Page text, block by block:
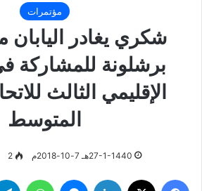
مؤتمرات
شكري يغادر اليابان
برشلونة للمشاركة
الإقليمي الثالث
المتوسط
27-1-1440هـ 7-10-2018م 2